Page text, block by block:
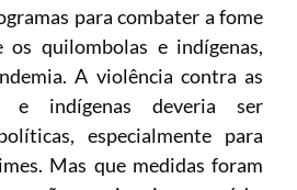
para combater a fome
quilombolas e indígenas,
A violência contra as
e indígenas deveria ser
especialmente para
Mas que medidas foram